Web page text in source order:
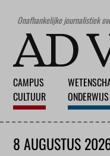
Onafhankelijke journalistiek
CAMPUS
CULTUUR
ONDERWIJS
8 AUGUSTUS